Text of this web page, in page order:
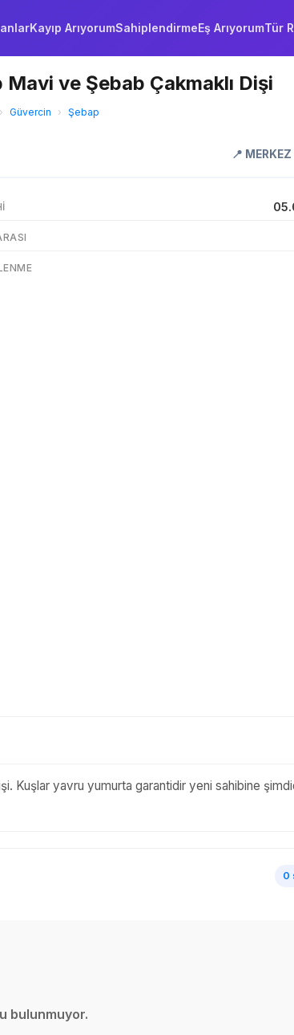
Kayıp ArıyorumSahiplendirmeEş ArıyorumTür
Mavi ve Şebab Çakmaklı Dişi
› Güvercin › Şebap
📍 MERKEZ
Kuşlar yavru yumurta garantidir yeni sahibine
0
bulunmuyor.